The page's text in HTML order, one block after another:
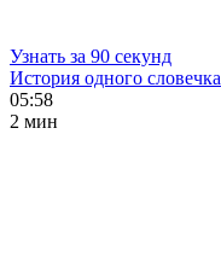
Узнать за 90 секунд
История одного словечка
05:58
2 мин